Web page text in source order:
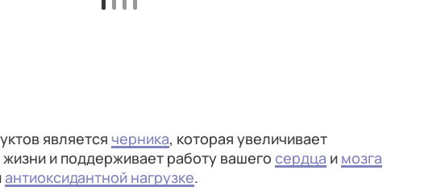
является черника, которая увеличивает
и поддерживает работу вашего сердца и мозга
антиоксидантной нагрузке.